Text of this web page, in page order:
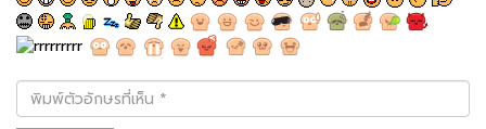
พิมพ์
ตัว